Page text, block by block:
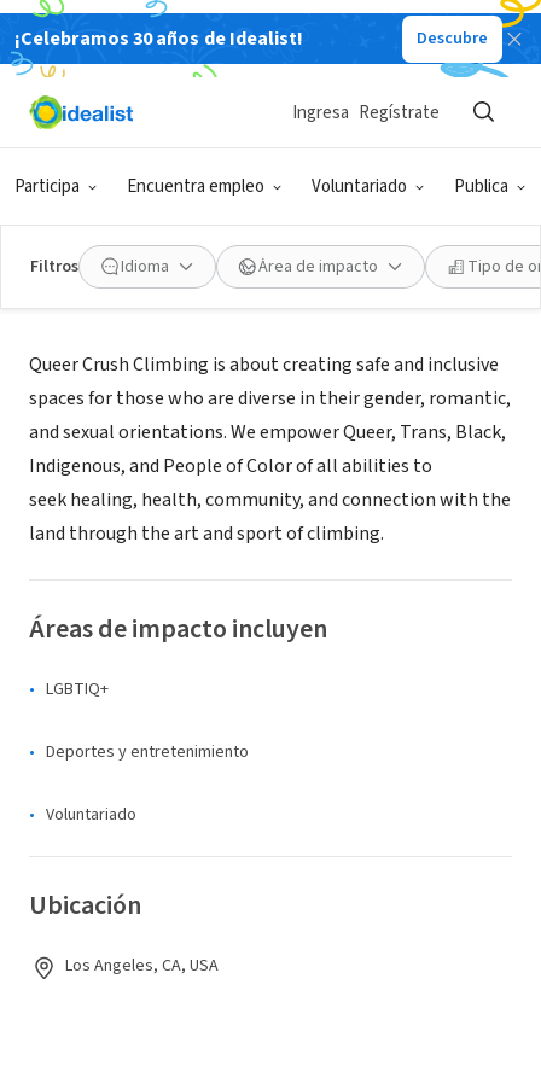
¡Celebramos 30 años de Idealist! Descubre
Participa Encuentra empleo Voluntariado Publica
Ingresa Regístrate
Filtros Idioma Área de impacto Tipo de
ORGANIZACIÓN SIN FIN DE LUCRO
Queer Crush Climbing
Acerca de
Queer Crush Climbing is about creating safe and inclusive
spaces for those who are diverse in their gender, romantic,
and sexual orientations. We empower Queer, Trans, Black,
Indigenous, and People of Color of all abilities to
seek healing, health, community, and connection with the
land through the art and sport of climbing.
Áreas de impacto incluyen
LGBTIQ+
Deportes y entretenimiento
Voluntariado
Ubicación
Los Angeles, CA, USA